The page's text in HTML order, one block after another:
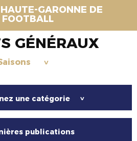
GARONNE DE
FOOTBALL
GÉNÉRAUX
>
une catégorie >
publications